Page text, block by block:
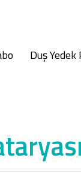
Duş Yedek